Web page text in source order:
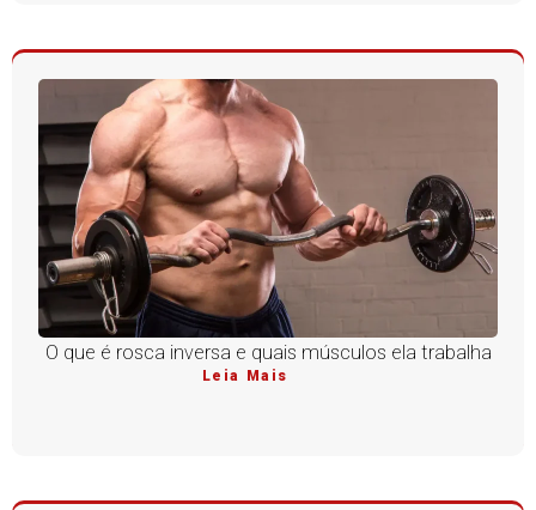
O que é rosca inversa e quais músculos ela trabalha
Leia Mais